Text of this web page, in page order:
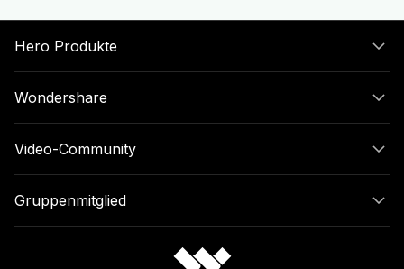
Hero Produkte
Wondershare
Video-Community
Gruppenmitglied